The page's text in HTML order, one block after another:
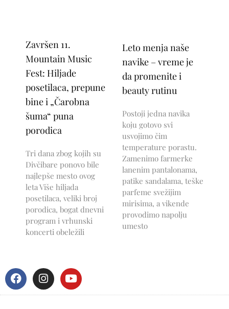
Završen 11.
Mountain Music
Fest: Hiljade
posetilaca, prepune
bine i „Čarobna
šuma“ puna
porodica
Tri dana zbog kojih su
Divčibare ponovo bile
najlepše mesto ovog
leta Više hiljada
posetilaca, veliki broj
porodica, bogat dnevni
program i vrhunski
koncerti obeležili
Leto menja naše
navike – vreme je
da promenite i
beauty rutinu
Postoji jedna navika
koju gotovo svi
usvojimo čim
temperature porastu.
Zamenimo farmerke
lanenim pantalonama,
patike sandalama, teške
parfeme svežijim
mirisima, a vikende
provodimo napolju
umesto